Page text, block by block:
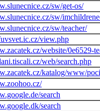
sw/get-os/
sw/
sw/teacher/
view.php
website/0e6529-
web/search.php
katalog/www/
search
search